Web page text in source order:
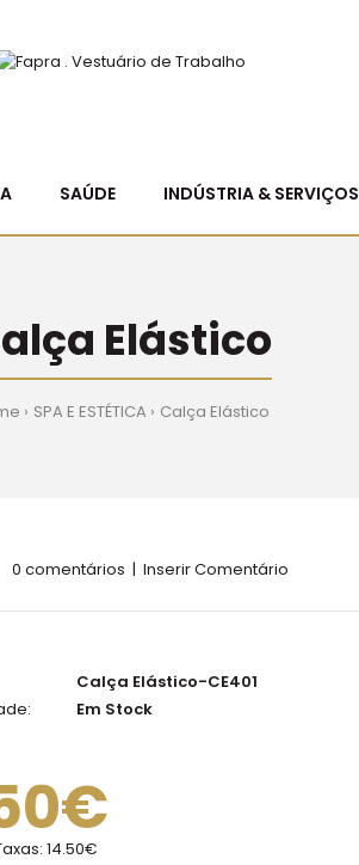
SAÚDE INDÚSTRIA & SERVIÇOS
Elástico
SPA E ESTÉTICA Calça Elástico
0 comentários | Inserir Comentário
Calça Elástico-CE401
Em Stock
14.50€